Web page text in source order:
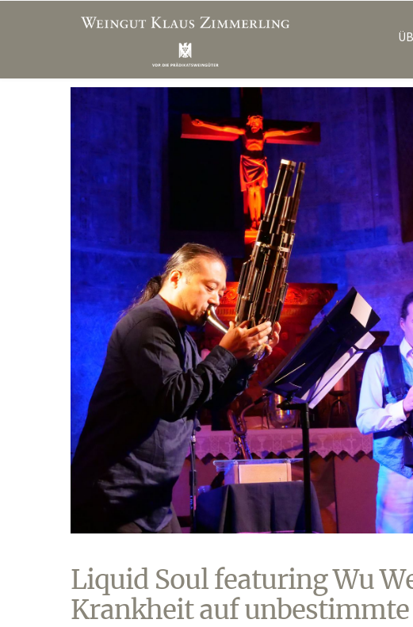
Liquid Soul featuring Wu
Krankheit auf unbestimmte